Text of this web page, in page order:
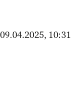
10:31
twitter
do przyjaciela